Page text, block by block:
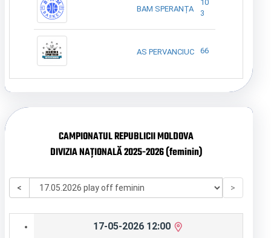
BAM SPERANȚA
10
3
AS PERVANCIUC 66
CAMPIONATUL REPUBLICII MOLDOVA
DIVIZIA NAȚIONALĂ 2025-2026 (feminin)
< >
17-05-2026 12:00